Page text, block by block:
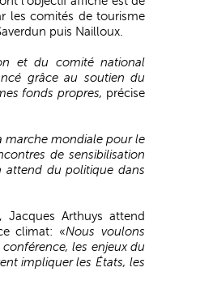
les comités de tourisme
puis Nailloux.
et du comité national
grâce au soutien du
fonds propres, précise
marche mondiale pour le
de sensibilisation
attend du politique dans
Jacques Arthuys attend
climat: «Nous voulons
les enjeux du
impliquer les États, les